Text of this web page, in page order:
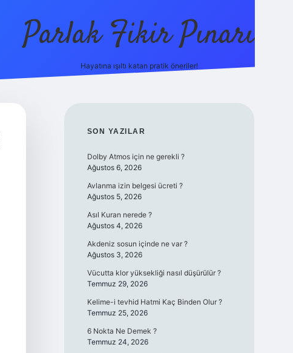
Parlak Fikir Pınarı
Hayatına ışıltı katan pratik öneriler!
SIDEBAR
SON YAZILAR
Dolby Atmos için ne gerekli ?
Ağustos 6, 2026
Avlanma izin belgesi ücreti ?
Ağustos 5, 2026
Asıl Kuran nerede ?
Ağustos 4, 2026
Akdeniz sosun içinde ne var ?
Ağustos 3, 2026
Vücutta klor yüksekliği nasıl düşürülür ?
Temmuz 29, 2026
Kelime-i tevhid Hatmi Kaç Binden Olur ?
Temmuz 25, 2026
6 Nokta Ne Demek ?
Temmuz 24, 2026